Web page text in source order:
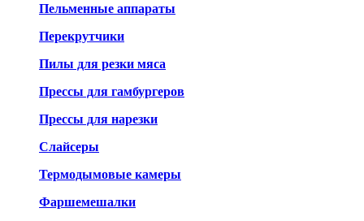
Пельменные аппараты
Перекрутчики
Пилы для резки мяса
Прессы для гамбургеров
Прессы для нарезки
Слайсеры
Термодымовые камеры
Фаршемешалки